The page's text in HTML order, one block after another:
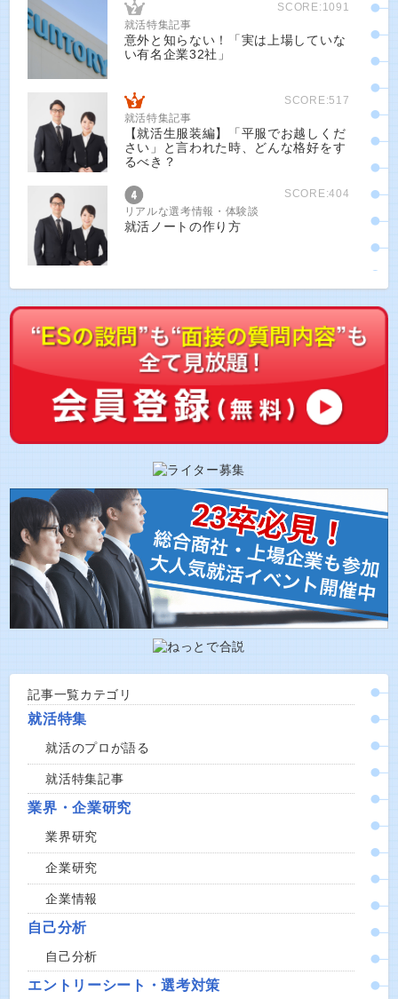
SCORE:1091
就活特集記事
意外と知らない！「実は上場していな
い有名企業32社」
SCORE:517
就活特集記事
【就活生服装編】「平服でお越しくだ
さい」と言われた時、どんな格好をす
るべき？
SCORE:404
リアルな選考情報・体験談
就活ノートの作り方
記事一覧カテゴリ
就活特集
就活のプロが語る
就活特集記事
業界・企業研究
業界研究
企業研究
企業情報
自己分析
自己分析
エントリーシート・選考対策